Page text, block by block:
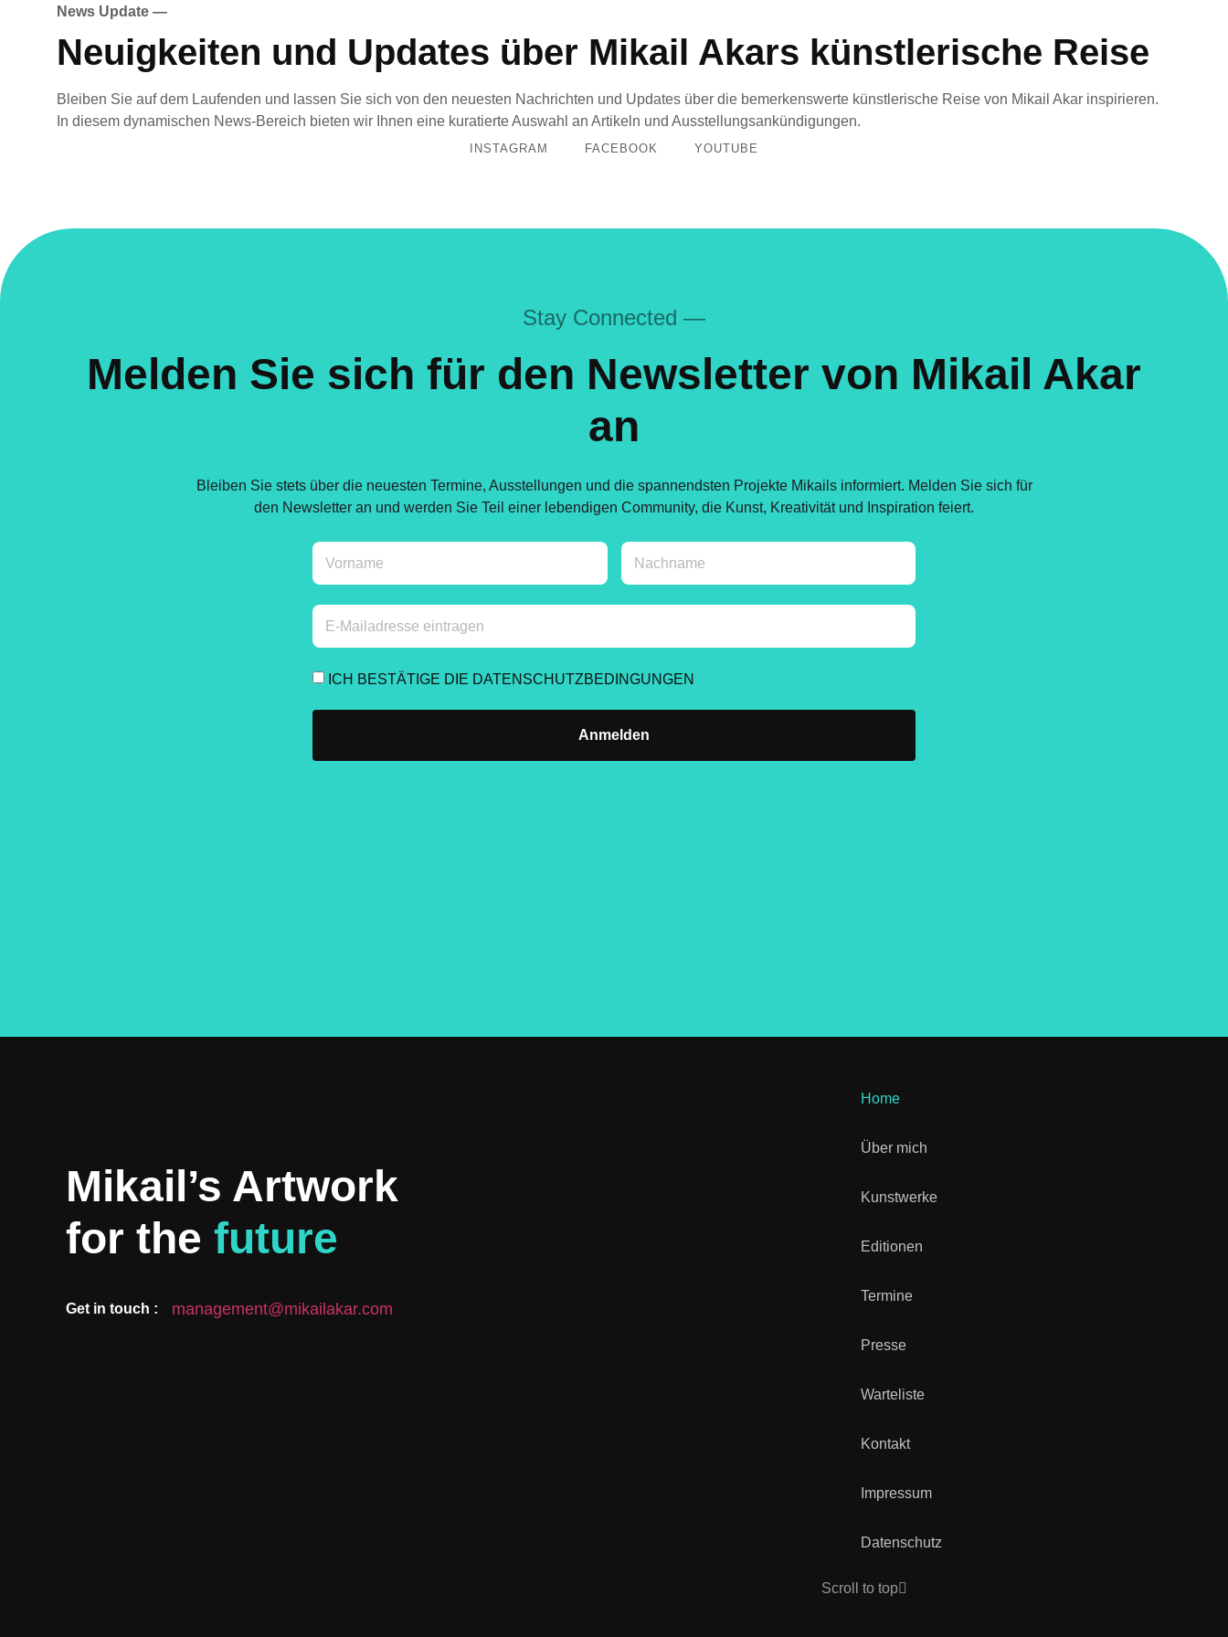
News Update —
Neuigkeiten und Updates über Mikail Akars künstlerische Reise
Bleiben Sie auf dem Laufenden und lassen Sie sich von den neuesten Nachrichten und Updates über die bemerkenswerte künstlerische Reise von Mikail Akar inspirieren.
In diesem dynamischen News-Bereich bieten wir Ihnen eine kuratierte Auswahl an Artikeln und Ausstellungsankündigungen.
INSTAGRAM FACEBOOK YOUTUBE
Stay Connected —
Melden Sie sich für den Newsletter von Mikail Akar
an
Bleiben Sie stets über die neuesten Termine, Ausstellungen und die spannendsten Projekte Mikails informiert. Melden Sie sich für
den Newsletter an und werden Sie Teil einer lebendigen Community, die Kunst, Kreativität und Inspiration feiert.
ICH BESTÄTIGE DIE DATENSCHUTZBEDINGUNGEN
Anmelden
Mikail’s Artwork
for the future
Get in touch : management@mikailakar.com
Home
Über mich
Kunstwerke
Editionen
Termine
Presse
Warteliste
Kontakt
Impressum
Datenschutz
Scroll to top